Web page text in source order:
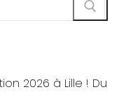
2026 à Lille ! Du